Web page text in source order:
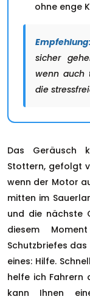
ohne enge
Empfehlung:
sicher
wenn auch
die
Das Geräusch
Stottern, gefolgt
wenn der Motor
mitten im
und die nächste
diesem
Schutzbriefes das
eines: Hilfe.
helfe ich Fahrern
kann Ihnen